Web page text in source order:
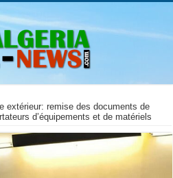
extérieur: remise des documents de
d’équipements et de matériels